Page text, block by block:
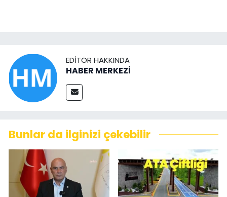
EDITÖR HAKKINDA
HABER MERKEZİ
Bunlar da ilginizi çekebilir